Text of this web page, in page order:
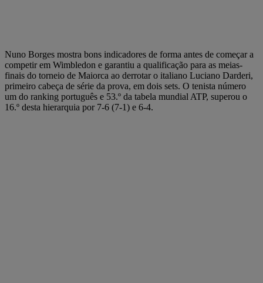
Nuno Borges mostra bons indicadores de forma antes de começar a
competir em Wimbledon e garantiu a qualificação para as meias-
finais do torneio de Maiorca ao derrotar o italiano Luciano Darderi,
primeiro cabeça de série da prova, em dois sets. O tenista número
um do ranking português e 53.º da tabela mundial ATP, superou o
16.º desta hierarquia por 7-6 (7-1) e 6-4.